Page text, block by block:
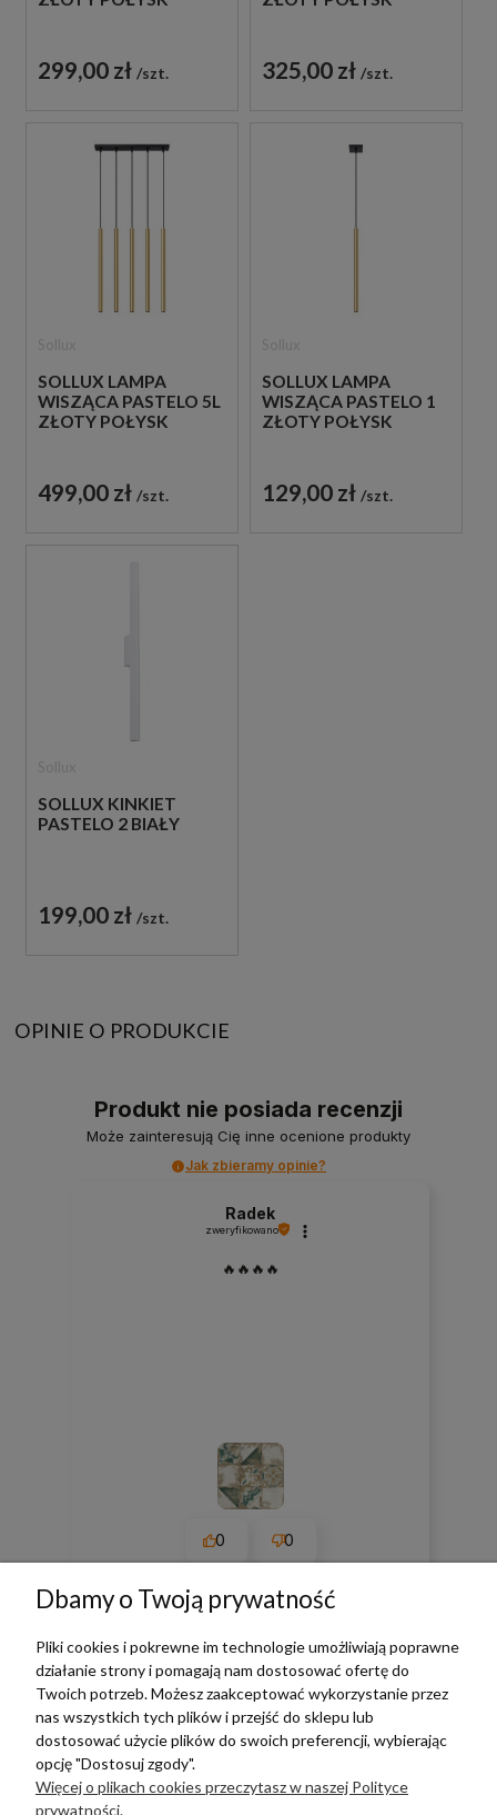
299,00 zł szt. 325,00 zł szt.
SOLLUX LAMPA
WISZĄCA PASTELO 5L
ZŁOTY POŁYSK
499,00 zł szt.
SOLLUX LAMPA
WISZĄCA PASTELO 1
ZŁOTY POŁYSK
129,00 zł szt.
SOLLUX KINKIET
PASTELO 2 BIAŁY
199,00 zł szt.
OPINIE O PRODUKCIE
Produkt nie posiada recenzji
Może zainteresują Cię inne ocenione produkty
Jak zbieramy opinie?
Radek
zweryfikowano
🔥🔥🔥🔥
0 0
zebranych i zweryfikowanych przez
Dbamy o Twoją prywatność
Pliki cookies i pokrewne im technologie umożliwiają poprawne
działanie strony i pomagają nam dostosować ofertę do
Twoich potrzeb. Możesz zaakceptować wykorzystanie przez
nas wszystkich tych plików i przejść do sklepu lub
dostosować użycie plików do swoich preferencji, wybierając
opcję "Dostosuj zgody".
Więcej o plikach cookies przeczytasz w naszej Polityce
prywatności.